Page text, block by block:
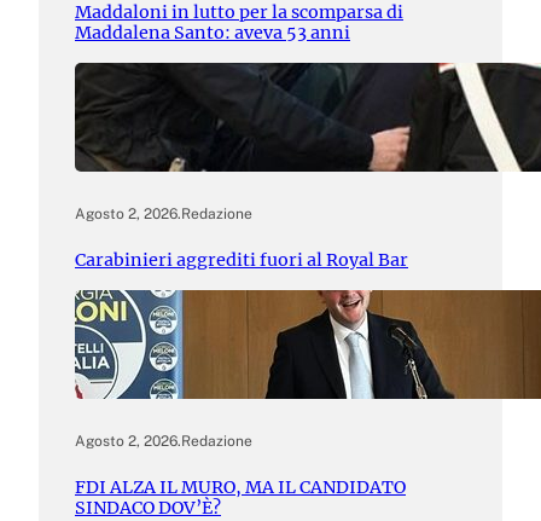
Maddaloni in lutto per la scomparsa di
Maddalena Santo: aveva 53 anni
Agosto 2, 2026.Redazione
Carabinieri aggrediti fuori al Royal Bar
Agosto 2, 2026.Redazione
FDI ALZA IL MURO, MA IL CANDIDATO
SINDACO DOV’È?